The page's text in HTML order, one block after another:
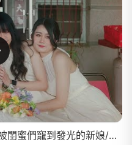
《台南婚禮錄影》今天，我是被閨蜜們寵到發光的新娘/SDE快剪快播